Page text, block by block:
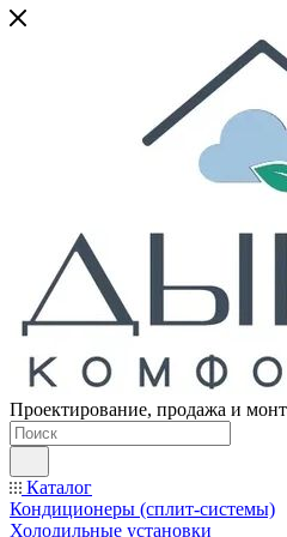
Проектирование, продажа и
Каталог
Кондиционеры (сплит-системы)
Холодильные установки